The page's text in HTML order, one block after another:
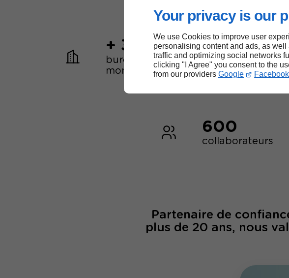
Your privacy is our
We use Cookies to improve user
personalising content and ads, as well
traffic and optimizing social networks
clicking "I Agree" you consent to the
from our providers Google Facebook
+ 30
bureaux dans le
monde
600
collaborateurs
Partenaire de
plus de 20 ans, nous